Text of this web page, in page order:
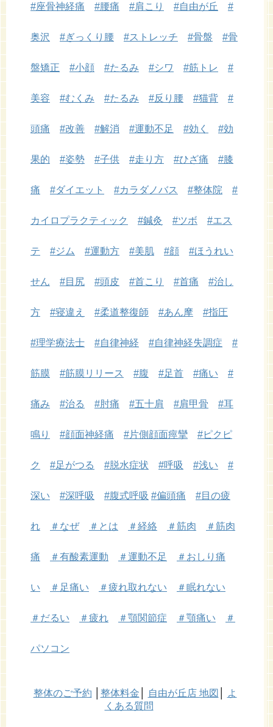
#座骨神経痛 #腰痛 #肩こり #自由が丘 #
奥沢 #ぎっくり腰 #ストレッチ #骨盤 #骨
盤矯正 #小顔 #たるみ #シワ #筋トレ #
美容 #むくみ #たるみ #反り腰 #猫背 #
頭痛 #改善 #解消 #運動不足 #効く #効
果的 #姿勢 #子供 #走り方 #ひざ痛 #膝
痛 #ダイエット #カラダノバス #整体院 #
カイロプラクティック #鍼灸 #ツボ #エス
テ #ジム #運動方 #美肌 #顔 #ほうれい
せん #目尻 #頭皮 #首こり #首痛 #治し
方 #寝違え #柔道整復師 #あん摩 #指圧
#理学療法士 #自律神経 #自律神経失調症 #
筋膜 #筋膜リリース #腹 #足首 #痛い #
痛み #治る #肘痛 #五十肩 #肩甲骨 #耳
鳴り #顔面神経痛 #片側顔面痙攣 #ピクピ
ク #足がつる #脱水症状 #呼吸 #浅い #
深い #深呼吸 #腹式呼吸 #偏頭痛 #目の疲
れ ＃なぜ ＃とは ＃経絡 ＃筋肉 ＃筋肉
痛 ＃有酸素運動 ＃運動不足 ＃おしり痛
い ＃足痛い ＃疲れ取れない ＃眠れない
＃だるい ＃疲れ ＃顎関節症 ＃顎痛い ＃
パソコン
整体のご予約 整体料金 自由が丘店 地図
よ
くある質問